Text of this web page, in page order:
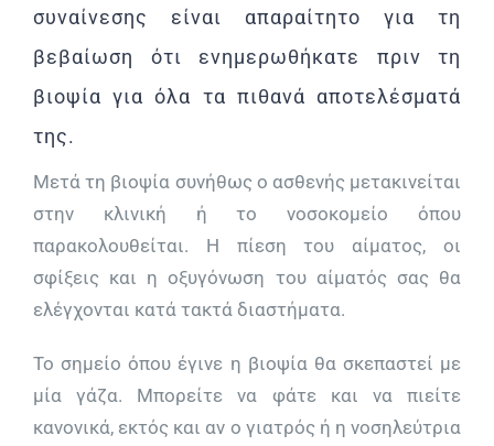
συναίνεσης είναι απαραίτητο για τη
βεβαίωση ότι ενημερωθήκατε πριν τη
βιοψία για όλα τα πιθανά αποτελέσματά
της.
Μετά τη βιοψία συνήθως ο ασθενής μετακινείται
στην κλινική ή το νοσοκομείο όπου
παρακολουθείται. Η πίεση του αίματος, οι
σφίξεις και η οξυγόνωση του αίματός σας θα
ελέγχονται κατά τακτά διαστήματα.
Το σημείο όπου έγινε η βιοψία θα σκεπαστεί με
μία γάζα. Μπορείτε να φάτε και να πιείτε
κανονικά, εκτός και αν ο γιατρός ή η νοσηλεύτρια